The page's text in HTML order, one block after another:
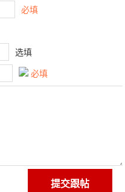
必填
选填
必填